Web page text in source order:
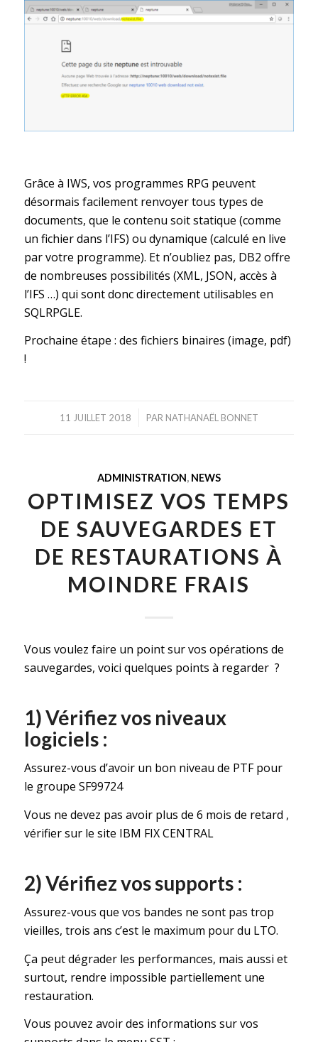
Grâce à IWS, vos programmes RPG peuvent
désormais facilement renvoyer tous types de
documents, que le contenu soit statique (comme
un fichier dans l’IFS) ou dynamique (calculé en live
par votre programme). Et n’oubliez pas, DB2 offre
de nombreuses possibilités (XML, JSON, accès à
l’IFS …) qui sont donc directement utilisables en
SQLRPGLE.
Prochaine étape : des fichiers binaires (image, pdf)
!
11 JUILLET 2018
/ PAR NATHANAËL BONNET
ADMINISTRATION, NEWS
OPTIMISEZ VOS TEMPS
DE SAUVEGARDES ET
DE RESTAURATIONS À
MOINDRE FRAIS
Vous voulez faire un point sur vos opérations de
sauvegardes, voici quelques points à regarder ?
1) Vérifiez vos niveaux
logiciels :
Assurez-vous d’avoir un bon niveau de PTF pour
le groupe SF99724
Vous ne devez pas avoir plus de 6 mois de retard ,
vérifier sur le site IBM FIX CENTRAL
2) Vérifiez vos supports :
Assurez-vous que vos bandes ne sont pas trop
vieilles, trois ans c’est le maximum pour du LTO.
Ça peut dégrader les performances, mais aussi et
surtout, rendre impossible partiellement une
restauration.
Vous pouvez avoir des informations sur vos